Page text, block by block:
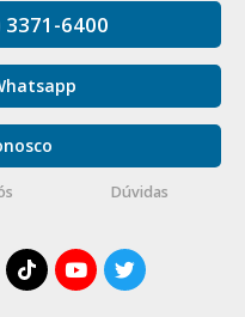
3371-6400
Dúvidas